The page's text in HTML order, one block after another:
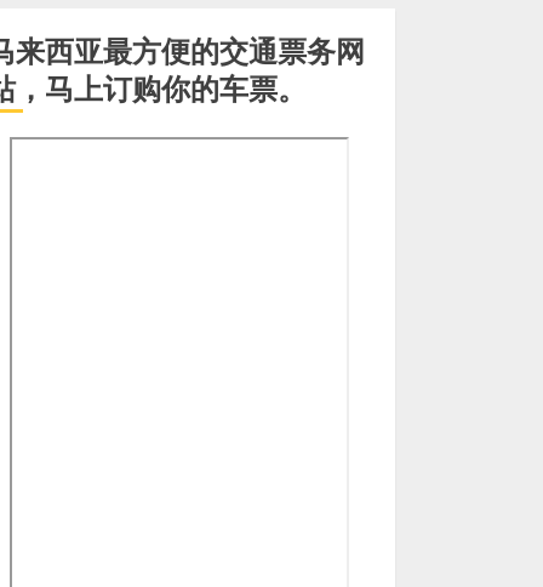
来西亚最方便的交通票务网
，马上订购你的车票。